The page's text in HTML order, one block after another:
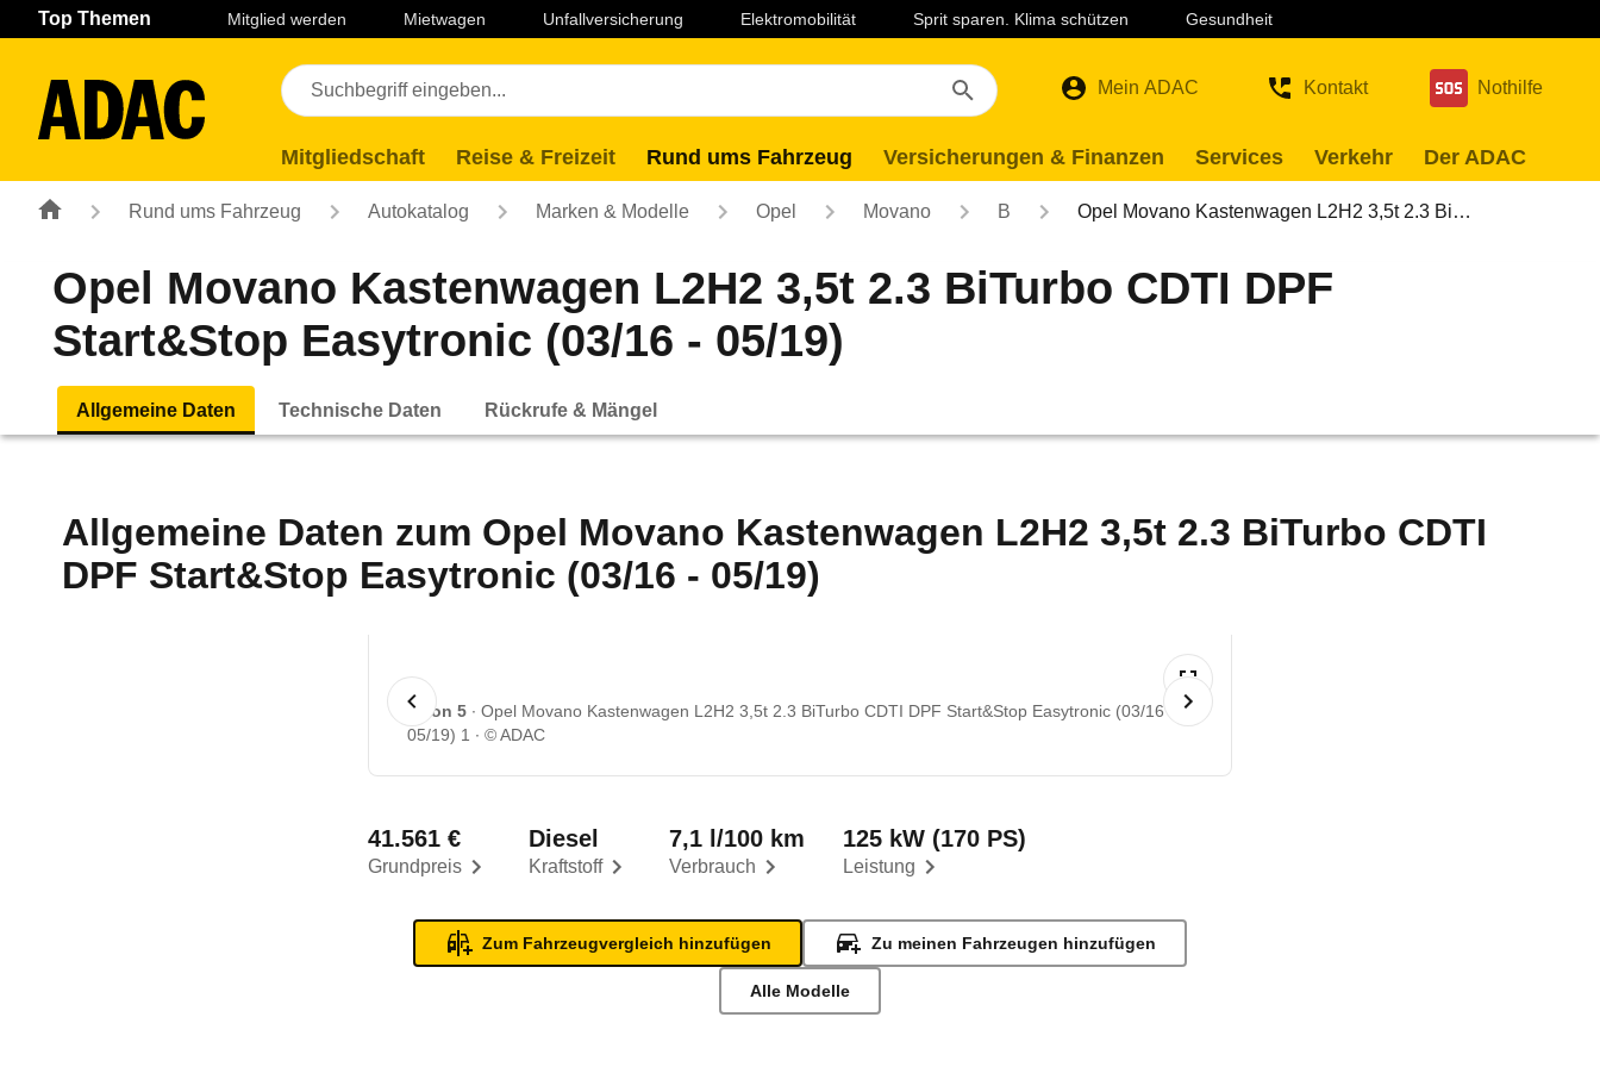
Navigation Seiteninhalt Fußzeile
Top Themen Mitglied werden Mietwagen Unfallversicherung Elektromobilität Sprit sparen. Klima schützen Gesundheit
Mein ADAC Kontakt Nothilfe
Mitgliedschaft Reise & Freizeit Rund ums Fahrzeug Versicherungen & Finanzen Services Verkehr Der ADAC
Rund ums Fahrzeug Autokatalog Marken & Modelle Opel Movano B Opel Movano Kastenwagen L2H2 3,5t 2.3 Bi…
Opel Movano Kastenwagen L2H2 3,5t 2.3 BiTurbo CDTI DPF
Start&Stop Easytronic (03/16 - 05/19)
Allgemeine Daten Technische Daten Rückrufe & Mängel
Allgemeine Daten zum Opel Movano Kastenwagen L2H2 3,5t 2.3 BiTurbo CDTI
DPF Start&Stop Easytronic (03/16 - 05/19)
1 von 5
Opel Movano Kastenwagen L2H2 3,5t 2.3 BiTurbo CDTI DPF Start&Stop Easytronic (03/16 -
05/19) 1
© ADAC
Grundpreis
41.561 €
Kraftstoff
Diesel
Verbrauch
7,1 l/100 km
Leistung
125 kW (170 PS)
Zum Fahrzeugvergleich hinzufügen Zu meinen Fahrzeugen hinzufügen
Alle Modelle